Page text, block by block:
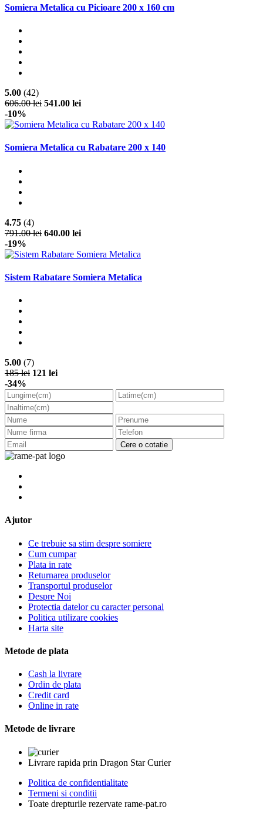
Somiera Metalica cu Picioare 200 x 160 cm
5.00 (42)
606.00 lei 541.00 lei
-10%
Somiera Metalica cu Rabatare 200 x 140
4.75 (4)
791.00 lei 640.00 lei
-19%
Sistem Rabatare Somiera Metalica
5.00 (7)
185 lei 121 lei
-34%
Cere o cotatie
Ajutor
Ce trebuie sa stim despre somiere
Cum cumpar
Plata in rate
Returnarea produselor
Transportul produselor
Despre Noi
Protectia datelor cu caracter personal
Politica utilizare cookies
Harta site
Metode de plata
Cash la livrare
Ordin de plata
Credit card
Online in rate
Metode de livrare
Livrare rapida prin Dragon Star Curier
Politica de confidentialitate
Termeni si conditii
Toate drepturile rezervate rame-pat.ro